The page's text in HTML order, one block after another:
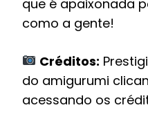
que é apaixonada
como a gente!
Créditos:
do amigurumi
acessando os